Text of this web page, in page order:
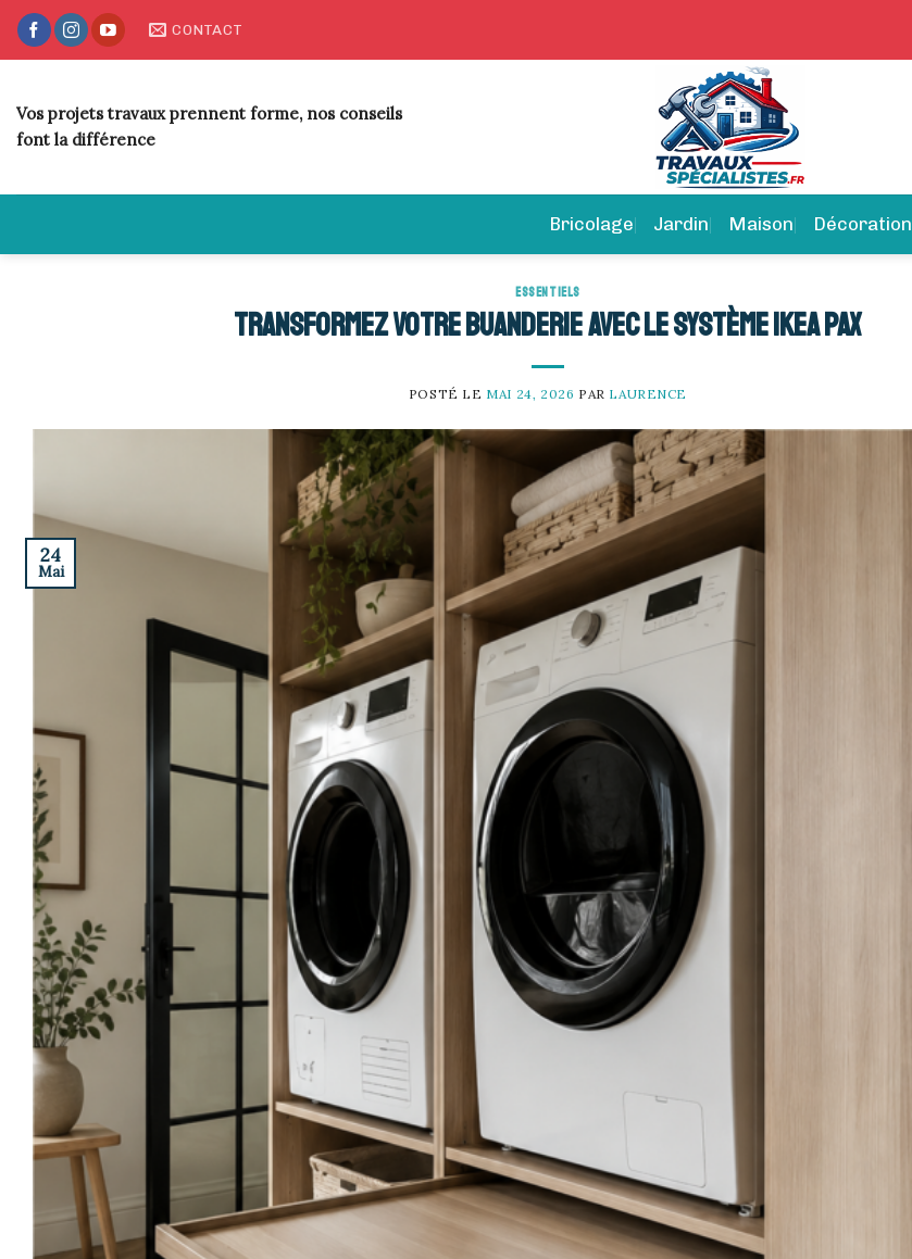
Skip
CONTACT
Vos projets travaux prennent forme, nos conseils
font la différence
Bricolage Jardin Maison Décoration
ESSENTIELS
Transformez votre buanderie avec le système IKEA Pax
POSTÉ LE MAI 24, 2026 PAR LAURENCE
24
Mai